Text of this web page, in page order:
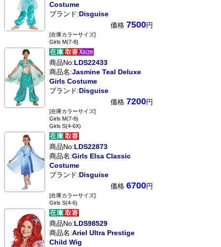
Costume
ブランド:Disguise
価格 7500円
[在庫カラーサイズ]
Girls M(7-8)
商品No:LDS22433
商品名:Jasmine Teal Deluxe
Girls Costume
ブランド:Disguise
価格 7200円
[在庫カラーサイズ]
Girls M(7-8)
Girls S(4-6X)
商品No:LDS22873
商品名:Girls Elsa Classic
Costume
ブランド:Disguise
価格 6700円
[在庫カラーサイズ]
Girls S(4-6)
商品No:LDS98529
商品名:Ariel Ultra Prestige
Child Wig